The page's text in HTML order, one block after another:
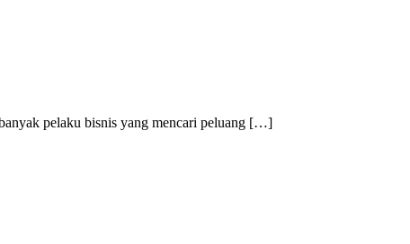
pelaku bisnis yang mencari peluang […]